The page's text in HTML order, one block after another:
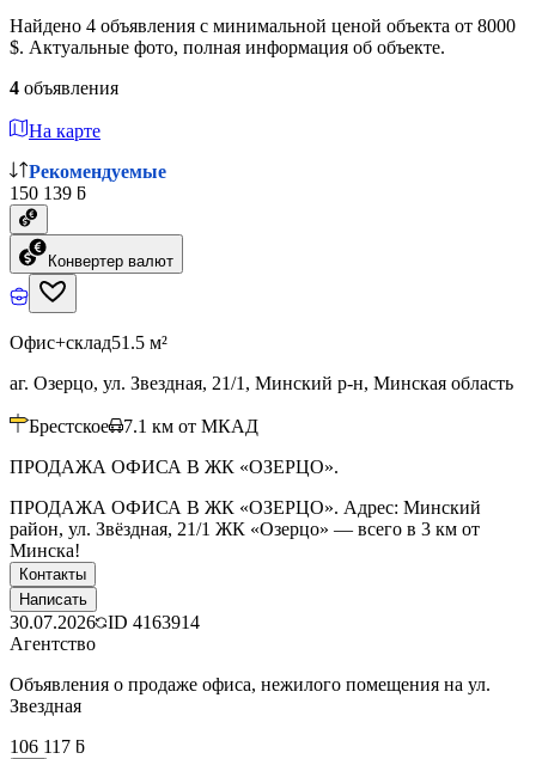
Найдено 4 объявления с минимальной ценой объекта от 8000
$. Актуальные фото, полная информация об объекте.
4 объявления
На карте
Рекомендуемые
150 139 ƃ
Конвертер валют
Офис+склад51.5 м²
аг. Озерцо, ул. Звездная, 21/1, Минский р-н, Минская область
Брестское 7.1 км от МКАД
ПРОДАЖА ОФИСА В ЖК «ОЗЕРЦО».
ПРОДАЖА ОФИСА В ЖК «ОЗЕРЦО». Адрес: Минский
район, ул. Звёздная, 21/1 ЖК «Озерцо» — всего в 3 км от
Минска!
Контакты
Написать
30.07.2026 ID 4163914
Агентство
Объявления о продаже офиса, нежилого помещения на ул.
Звездная
106 117 ƃ